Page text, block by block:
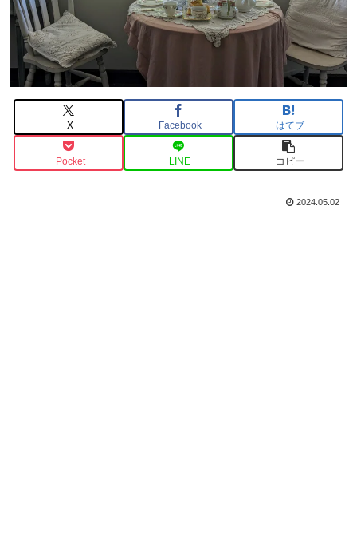
X Facebook はてブ
Pocket LINE コピー
2024.05.02